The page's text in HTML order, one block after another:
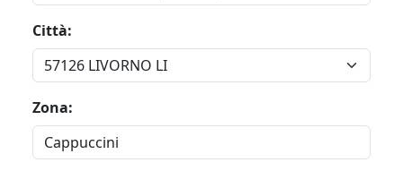
Città:
Zona: